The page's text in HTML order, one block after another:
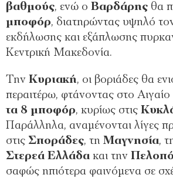
βαθμούς, ενώ ο Βαρδάρης θα
μποφόρ, διατηρώντας υψηλό
εκδήλωσης και εξάπλωσης
Κεντρική Μακεδονία.
Την Κυριακή, οι βοριάδες θα
περαιτέρω, φτάνοντας στο Αιγαίο
τα 8 μποφόρ, κυρίως στις
Παράλληλα, αναμένονται λίγες
στις Σποράδες, τη Μαγνησία,
Στερεά Ελλάδα και την
σαφώς ηπιότερα φαινόμενα σε